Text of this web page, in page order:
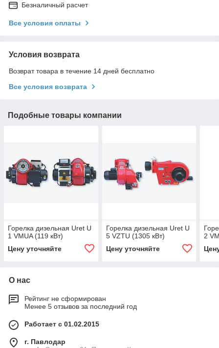
Безналичный расчет
Все условия оплаты
Условия возврата
Возврат товара в течение 14 дней бесплатно
Все условия возврата
Подобные товары компании
Горелка дизельная Uret U
1 VMUA (119 кВт)
Цену уточняйте
Горелка дизельная Uret U
5 VZTU (1305 кВт)
Цену уточняйте
2
О нас
Рейтинг не сформирован
Менее 5 отзывов за последний год
Работает с 01.02.2015
г. Павлодар